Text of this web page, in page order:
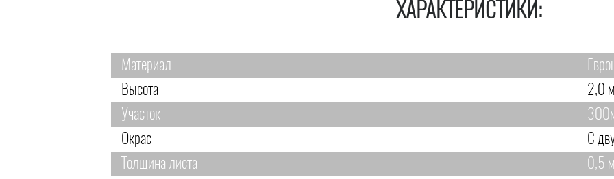
ХАРАКТЕРИСТИКИ:
Материал
Высота
2,0
Участок
Окрас
С
Толщина листа
0,5